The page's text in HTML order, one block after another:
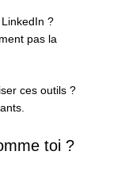
?
pas la
ces outils ?
toi ?